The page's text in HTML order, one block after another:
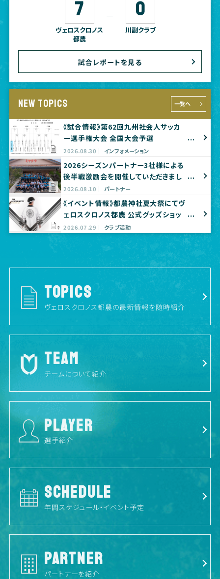
7
ヴェロスクロノス
都農
― 0
川副クラブ
試合レポートを見る
NEW TOPICS 一覧へ
《試合情報》第62回九州社会人サッカ
ー選手権大会 全国大会予選
2026.08.30 インフォメーション
2026シーズンパートナー3社様による
後半戦激励会を開催していただきまし
た
2026.08.10 パートナー
《イベント情報》都農神社夏大祭にてヴ
ェロスクロノス都農 公式グッズショッ
プ出店のお知らせ
2026.07.29 クラブ活動
TOPICS
ヴェロスクロノス都農の最新情報を随時紹介
TEAM
チームについて紹介
PLAYER
選手紹介
SCHEDULE
年間スケジュール・イベント予定
PARTNER
パートナーを紹介